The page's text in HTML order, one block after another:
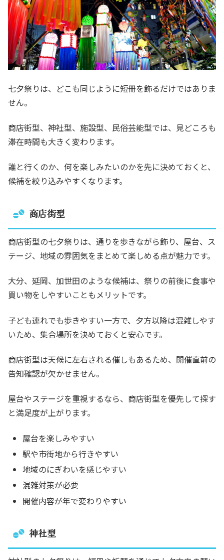
七夕祭りは、どこも同じように短冊を飾るだけではありま
せん。
商店街型、神社型、施設型、民俗芸能型では、見どころも
滞在時間も大きく変わります。
誰と行くのか、何を楽しみたいのかを先に決めておくと、
候補を絞り込みやすくなります。
商店街型
商店街型の七夕祭りは、通りを歩きながら飾り、屋台、ス
テージ、地域の雰囲気をまとめて楽しめる点が魅力です。
大分、延岡、加世田のような候補は、祭りの前後に食事や
買い物をしやすいこともメリットです。
子ども連れでも歩きやすい一方で、夕方以降は混雑しやす
いため、集合場所を決めておくと安心です。
商店街型は天候に左右される催しもあるため、開催直前の
告知確認が欠かせません。
屋台やステージを重視するなら、商店街型を優先して探す
と満足度が上がります。
屋台を楽しみやすい
駅や市街地から行きやすい
地域のにぎわいを感じやすい
混雑対策が必要
開催内容が年で変わりやすい
神社型